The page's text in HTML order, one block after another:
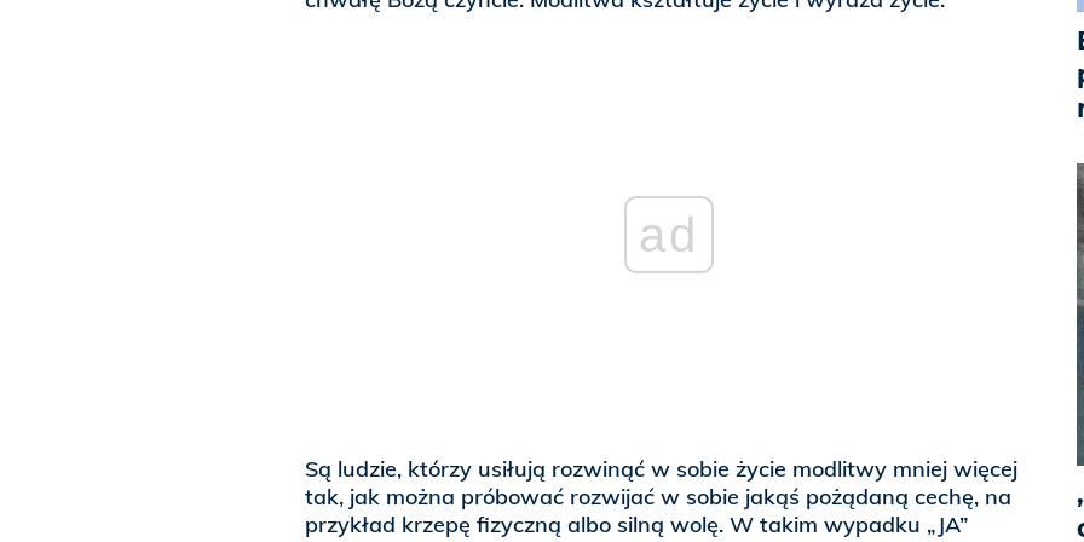
ad
Są ludzie, którzy usiłują rozwinąć w sobie życie modlitwy mniej więcej
tak, jak można próbować rozwijać w sobie jakąś pożądaną cechę, na
przykład krzepę fizyczną albo silną wolę. W takim wypadku „JA”